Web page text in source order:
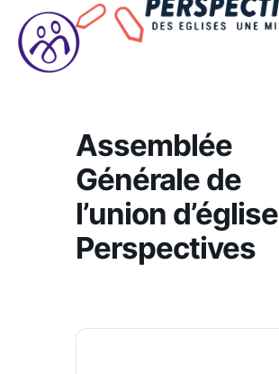
Assemblée
Générale de
l’union d’église
Perspectives